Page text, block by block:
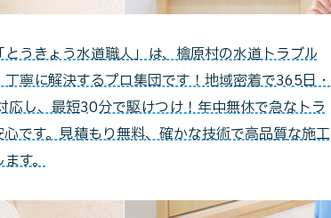
うきょう水道職人」は、檜原村の水道トラブル
丁寧に解決するプロ集団です！地域密着で365日・
応し、最短30分で駆けつけ！年中無休で急なトラ
です。見積もり無料、確かな技術で高品質な施工
す。